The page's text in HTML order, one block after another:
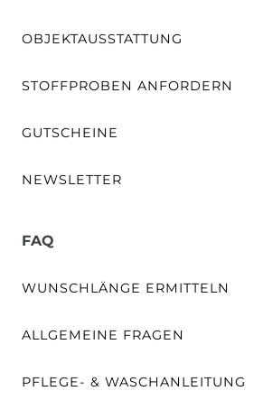
OBJEKTAUSSTATTUNG
STOFFPROBEN ANFORDERN
GUTSCHEINE
NEWSLETTER
FAQ
WUNSCHLÄNGE ERMITTELN
ALLGEMEINE FRAGEN
PFLEGE- & WASCHANLEITUNG